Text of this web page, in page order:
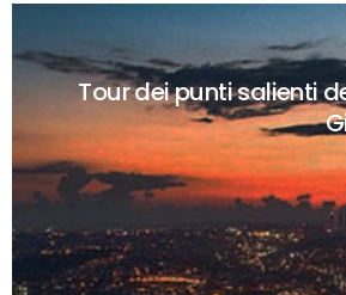
Tour dei punti salienti